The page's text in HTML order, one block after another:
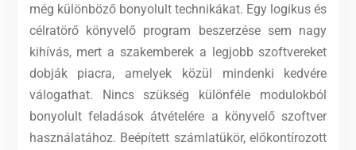
még különböző bonyolult technikákat. Egy logikus és
célratörő könyvelő program beszerzése sem nagy
kihívás, mert a szakemberek a legjobb szoftvereket
dobják piacra, amelyek közül mindenki kedvére
válogathat. Nincs szükség különféle modulokból
bonyolult feladások átvételére a könyvelő szoftver
használatához. Beépített számlatükör, előkontírozott